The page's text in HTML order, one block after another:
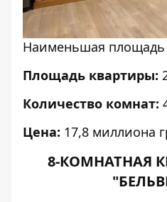
Наименьшая
Площадь квартиры:
Количество комнат:
Цена: 17,8 миллиона
8-КОМНАТНАЯ